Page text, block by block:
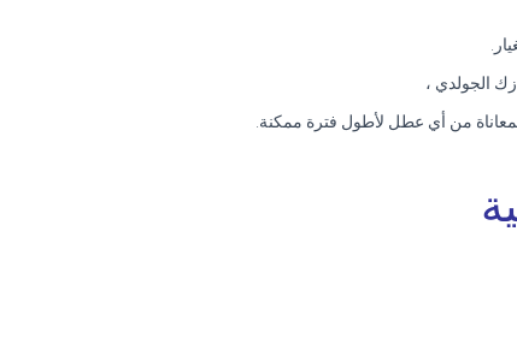
الجولدي ،
من أي عطل لأطول فترة ممكنة.